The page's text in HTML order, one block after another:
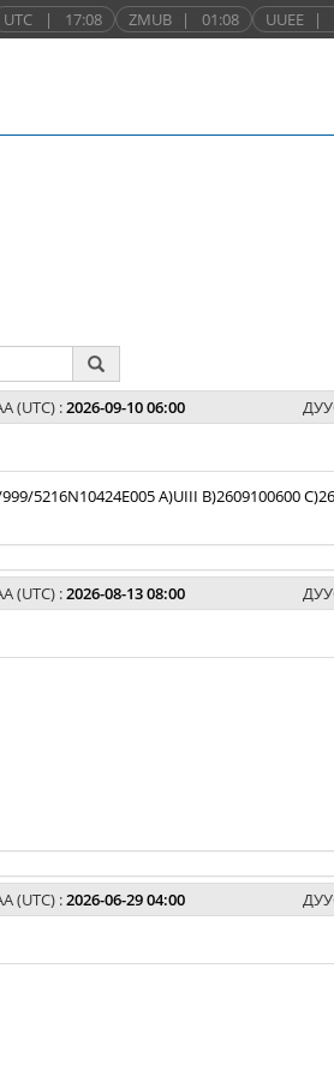
UTC | 17:08 ZMUB | 01:08 UUEE |
(UTC) :2026-09-10 06:00
A)UIII B)2609100600
(UTC) :2026-08-13 08:00
(UTC) :2026-06-29 04:00